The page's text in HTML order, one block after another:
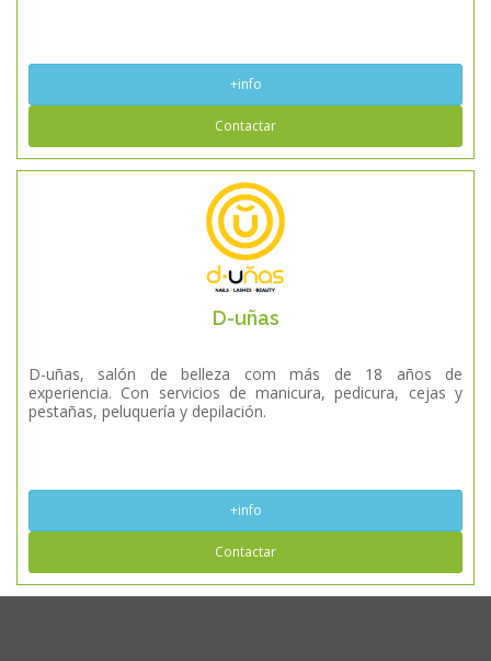
+info
Contactar
D-uñas
D-uñas, salón de belleza com más de 18 años de
experiencia. Con servicios de manicura, pedicura, cejas y
pestañas, peluquería y depilación.
+info
Contactar